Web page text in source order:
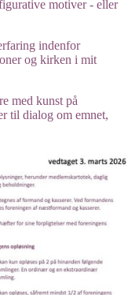
motiver - eller
indenfor
og kirken i mit
med kunst på
til dialog om emnet,